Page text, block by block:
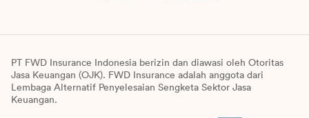
PT FWD Insurance Indonesia berizin dan diawasi oleh Otoritas
Jasa Keuangan (OJK). FWD Insurance adalah anggota dari
Lembaga Alternatif Penyelesaian Sengketa Sektor Jasa
Keuangan.